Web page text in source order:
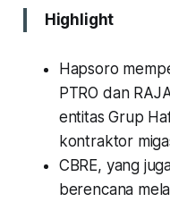
Highlight
Hapsoro
PTRO dan
entitas Grup
kontraktor
CBRE, yang
berencana